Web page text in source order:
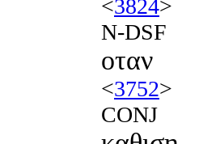
<3824>
N-DSF
οταν
<3752>
CONJ